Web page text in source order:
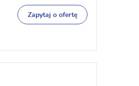
Zapytaj o ofertę